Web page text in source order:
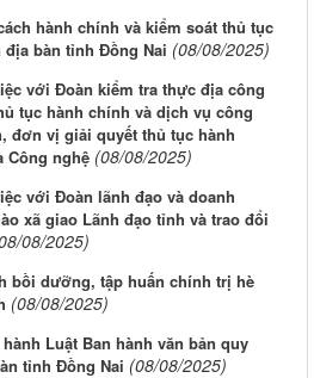
hành chính và kiểm soát thủ tục
địa bàn tỉnh Đồng Nai (08/08/2025)
với Đoàn kiểm tra thực địa công
tục hành chính và dịch vụ công
đơn vị giải quyết thủ tục hành
Công nghệ (08/08/2025)
với Đoàn lãnh đạo và doanh
xã giao Lãnh đạo tỉnh và trao đổi
08/2025)
bồi dưỡng, tập huấn chính trị hè
(08/08/2025)
Luật Ban hành văn bản quy
tỉnh Đồng Nai (08/08/2025)